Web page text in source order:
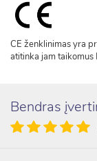
CE ženklinimas yra
atitinka jam
Bendras